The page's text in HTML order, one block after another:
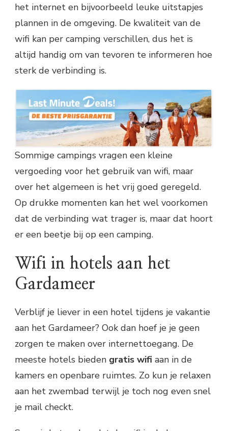
het internet en bijvoorbeeld leuke uitstapjes
plannen in de omgeving. De kwaliteit van de
wifi kan per camping verschillen, dus het is
altijd handig om van tevoren te informeren hoe
sterk de verbinding is.
Sommige campings vragen een kleine
vergoeding voor het gebruik van wifi, maar
over het algemeen is het vrij goed geregeld.
Op drukke momenten kan het wel voorkomen
dat de verbinding wat trager is, maar dat hoort
er een beetje bij op een camping.
Wifi in hotels aan het
Gardameer
Verblijf je liever in een hotel tijdens je vakantie
aan het Gardameer? Ook dan hoef je je geen
zorgen te maken over internettoegang. De
meeste hotels bieden gratis wifi aan in de
kamers en openbare ruimtes. Zo kun je relaxen
aan het zwembad terwijl je toch nog even snel
je mail checkt.